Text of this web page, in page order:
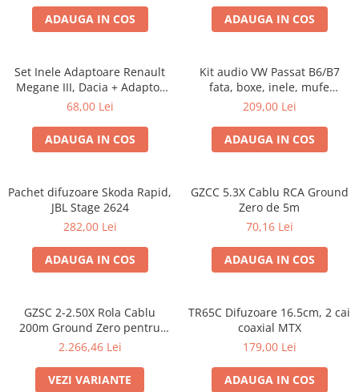
ADAUGA IN COS ADAUGA IN COS
Set Inele Adaptoare Renault
Megane III, Dacia + Adaptor
conector difuzor
68,00 Lei
ADAUGA IN COS
Kit audio VW Passat B6/B7
fata, boxe, inele, mufe
adaptoare Excalibur X172
209,00 Lei
ADAUGA IN COS
Pachet difuzoare Skoda Rapid,
JBL Stage 2624
282,00 Lei
ADAUGA IN COS
GZCC 5.3X Cablu RCA Ground
Zero de 5m
70,16 Lei
ADAUGA IN COS
GZSC 2-2.50X Rola Cablu
200m Ground Zero pentru
difuzoare, 2x2,5 mm²
2.266,46 Lei
VEZI VARIANTE
TR65C Difuzoare 16.5cm, 2 cai
coaxial MTX
179,00 Lei
ADAUGA IN COS